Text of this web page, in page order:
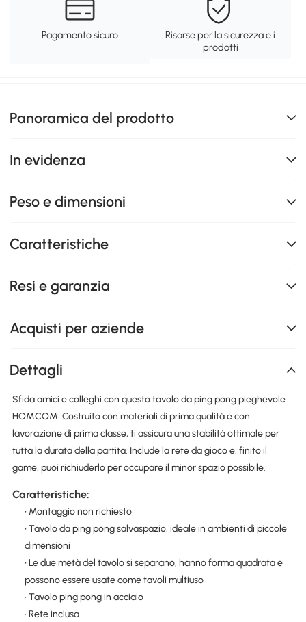
Pagamento sicuro
Risorse per la sicurezza e i
prodotti
Panoramica del prodotto
In evidenza
Peso e dimensioni
Caratteristiche
Resi e garanzia
Acquisti per aziende
Dettagli
Sfida amici e colleghi con questo tavolo da ping pong pieghevole
HOMCOM. Costruito con materiali di prima qualità e con
lavorazione di prima classe, ti assicura una stabilità ottimale per
tutta la durata della partita. Include la rete da gioco e, finito il
game, puoi richiuderlo per occupare il minor spazio possibile.
Caratteristiche:
• Montaggio non richiesto
• Tavolo da ping pong salvaspazio, ideale in ambienti di piccole
dimensioni
• Le due metà del tavolo si separano, hanno forma quadrata e
possono essere usate come tavoli multiuso
• Tavolo ping pong in acciaio
• Rete inclusa